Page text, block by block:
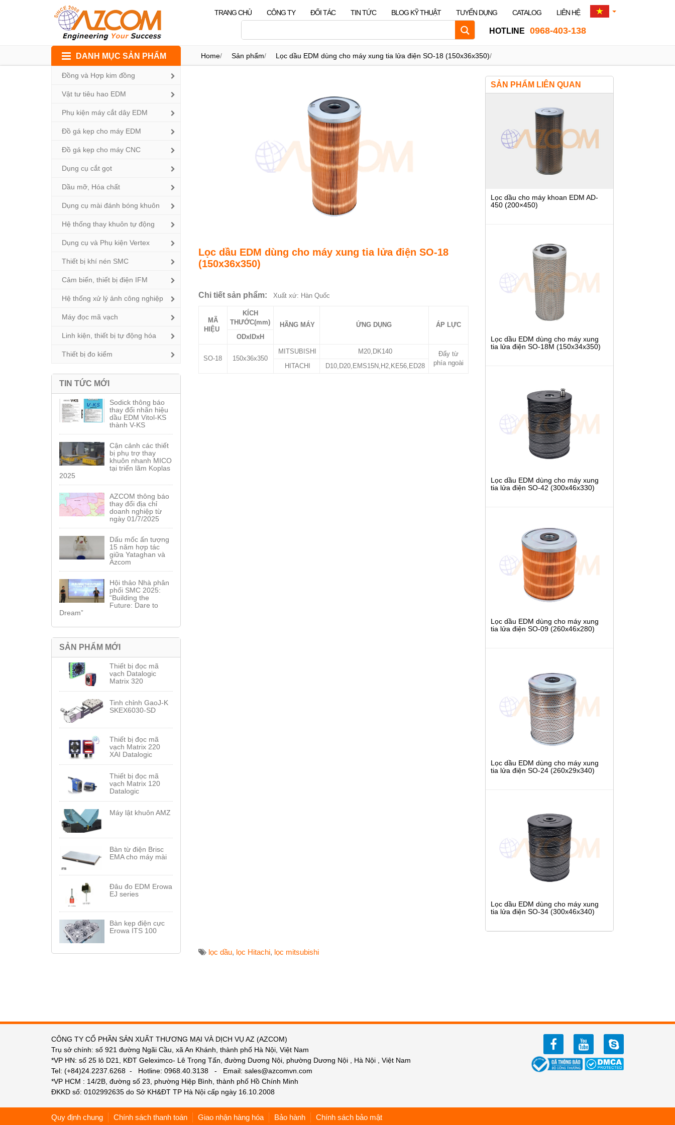
content
TRANG CHỦ CÔNG TY ĐỐI TÁC TIN TỨC BLOG KỸ THUẬT TUYỂN DỤNG CATALOG LIÊN HỆ
HOTLINE 0968-403-138
Home/ Sản phẩm/ Lọc dầu EDM dùng cho máy xung tia lửa điện SO-18 (150x36x350)/
DANH MỤC SẢN PHẨM
Đồng và Hợp kim đồng
Vật tư tiêu hao EDM
Phụ kiện máy cắt dây EDM
Đồ gá kẹp cho máy EDM
Đồ gá kẹp cho máy CNC
Dụng cụ cắt gọt
Dầu mỡ, Hóa chất
Dụng cụ mài đánh bóng khuôn
Hệ thống thay khuôn tự động
Dụng cụ và Phụ kiện Vertex
Thiết bị khí nén SMC
Cảm biến, thiết bị điện IFM
Hệ thống xử lý ảnh công nghiệp
Máy đọc mã vạch
Linh kiện, thiết bị tự động hóa
Thiết bị đo kiểm
TIN TỨC MỚI
Sodick thông báo
thay đổi nhãn hiệu
dầu EDM Vitol-KS
thành V-KS
Cận cảnh các thiết
bị phụ trợ thay
khuôn nhanh MICO
tại triển lãm Koplas
2025
AZCOM thông báo
thay đổi địa chỉ
doanh nghiệp từ
ngày 01/7/2025
Dấu mốc ấn tượng
15 năm hợp tác
giữa Yataghan và
Azcom
Hội thảo Nhà phân
phối SMC 2025:
“Building the
Future: Dare to
Dream”
SẢN PHẨM MỚI
Thiết bị đọc mã
vạch Datalogic
Matrix 320
Tinh chỉnh GaoJ-K
SKEX6030-SD
Thiết bị đọc mã
vạch Matrix 220
XAI Datalogic
Thiết bị đọc mã
vạch Matrix 120
Datalogic
Máy lật khuôn AMZ
Bàn từ điện Brisc
EMA cho máy mài
Đâu đo EDM Erowa
EJ series
Bàn kẹp điện cực
Erowa ITS 100
Lọc dầu EDM dùng cho máy xung tia lửa điện SO-18
(150x36x350)
Chi tiết sản phẩm: Xuất xứ: Hàn Quốc
MÃ
HIỆU
KÍCH
THƯỚC(mm)
HÃNG MÁY ỨNG DỤNG
ÁP LỰC
ODxIDxH
SO-18 150x36x350
MITSUBISHI M20,DK140
Đẩy từ
phía ngoài
HITACHI D10,D20,EMS15N,H2,KE56,ED28
SẢN PHẨM LIÊN QUAN
Lọc dầu cho máy khoan EDM AD-
450 (200×450)
Lọc dầu EDM dùng cho máy xung
tia lửa điện SO-18M (150x34x350)
Lọc dầu EDM dùng cho máy xung
tia lửa điện SO-42 (300x46x330)
Lọc dầu EDM dùng cho máy xung
tia lửa điện SO-09 (260x46x280)
Lọc dầu EDM dùng cho máy xung
tia lửa điện SO-24 (260x29x340)
Lọc dầu EDM dùng cho máy xung
tia lửa điện SO-34 (300x46x340)
lọc dầu, lọc Hitachi, lọc mitsubishi
CÔNG TY CỔ PHẦN SẢN XUẤT THƯƠNG MẠI VÀ DỊCH VỤ AZ (AZCOM)
Trụ sở chính: số 921 đường Ngãi Cầu, xã An Khánh, thành phố Hà Nội, Việt Nam
*VP HN: số 25 lô D21, KĐT Geleximco- Lê Trọng Tấn, đường Dương Nội, phường Dương Nội , Hà Nội , Việt Nam
Tel: (+84)24.2237.6268 - Hotline: 0968.40.3138 - Email: sales@azcomvn.com
*VP HCM : 14/2B, đường số 23, phường Hiệp Bình, thành phố Hồ Chính Minh
ĐKKD số: 0102992635 do Sở KH&ĐT TP Hà Nội cấp ngày 16.10.2008
facebookyoutube zalo
Quy định chung Chính sách thanh toán Giao nhận hàng hóa Bảo hành Chính sách bảo mật